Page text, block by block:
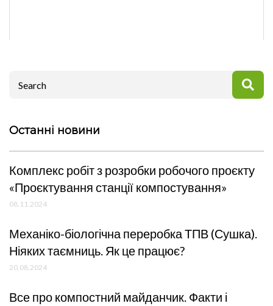
Останні новини
Комплекс робіт з розробки робочого проєкту
«Проєктування станції компостування»
08.11.2024
Механіко-біологічна переробка ТПВ (Сушка).
Ніяких таємниць. Як це працює?
20.08.2024
Все про компостний майданчик. Факти і